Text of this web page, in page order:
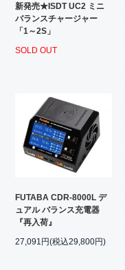
新発売★ISDT UC2 ミニ
バランスチャージャー
「1～2S」
SOLD OUT
FUTABA CDR-8000L デ
ュアル バランス充電器
『再入荷』
27,091円(税込29,800円)